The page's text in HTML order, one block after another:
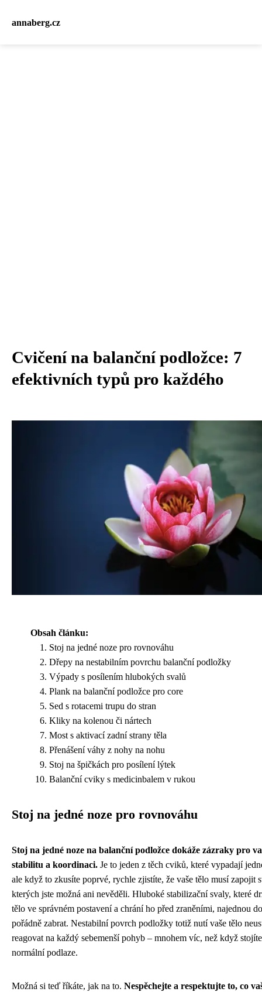
annaberg.cz
Cvičení na balanční podložce: 7
efektivních typů pro každého
Obsah článku:
Stoj na jedné noze pro rovnováhu
Dřepy na nestabilním povrchu balanční podložky
Výpady s posílením hlubokých svalů
Plank na balanční podložce pro core
Sed s rotacemi trupu do stran
Kliky na kolenou či nártech
Most s aktivací zadní strany těla
Přenášení váhy z nohy na nohu
Stoj na špičkách pro posílení lýtek
Balanční cviky s medicinbalem v rukou
Stoj na jedné noze pro rovnováhu
Stoj na jedné noze na balanční podložce dokáže zázraky pro
stabilitu a koordinaci. Je to jeden z těch cviků, které vypadají
ale když to zkusíte poprvé, rychle zjistíte, že vaše tělo musí zapojit
kterých jste možná ani nevěděli. Hluboké stabilizační svaly, které
tělo ve správném postavení a chrání ho před zraněními, najednou
pořádně zabrat. Nestabilní povrch podložky totiž nutí vaše tělo
reagovat na každý sebemenší pohyb – mnohem víc, než když
normální podlaze.
Možná si teď říkáte, jak na to. Nespěchejte a respektujte to, co